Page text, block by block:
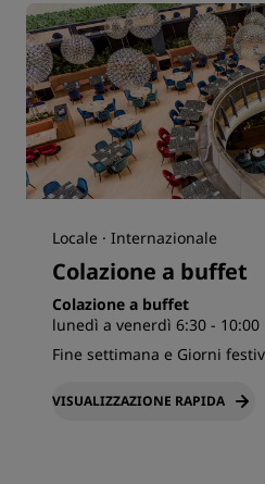
Locale · Internazionale
Colazione a buffet
Colazione a buffet
lunedì a venerdì 6:30 - 10:00
Fine settimana e Giorni
VISUALIZZAZIONE RAPIDA